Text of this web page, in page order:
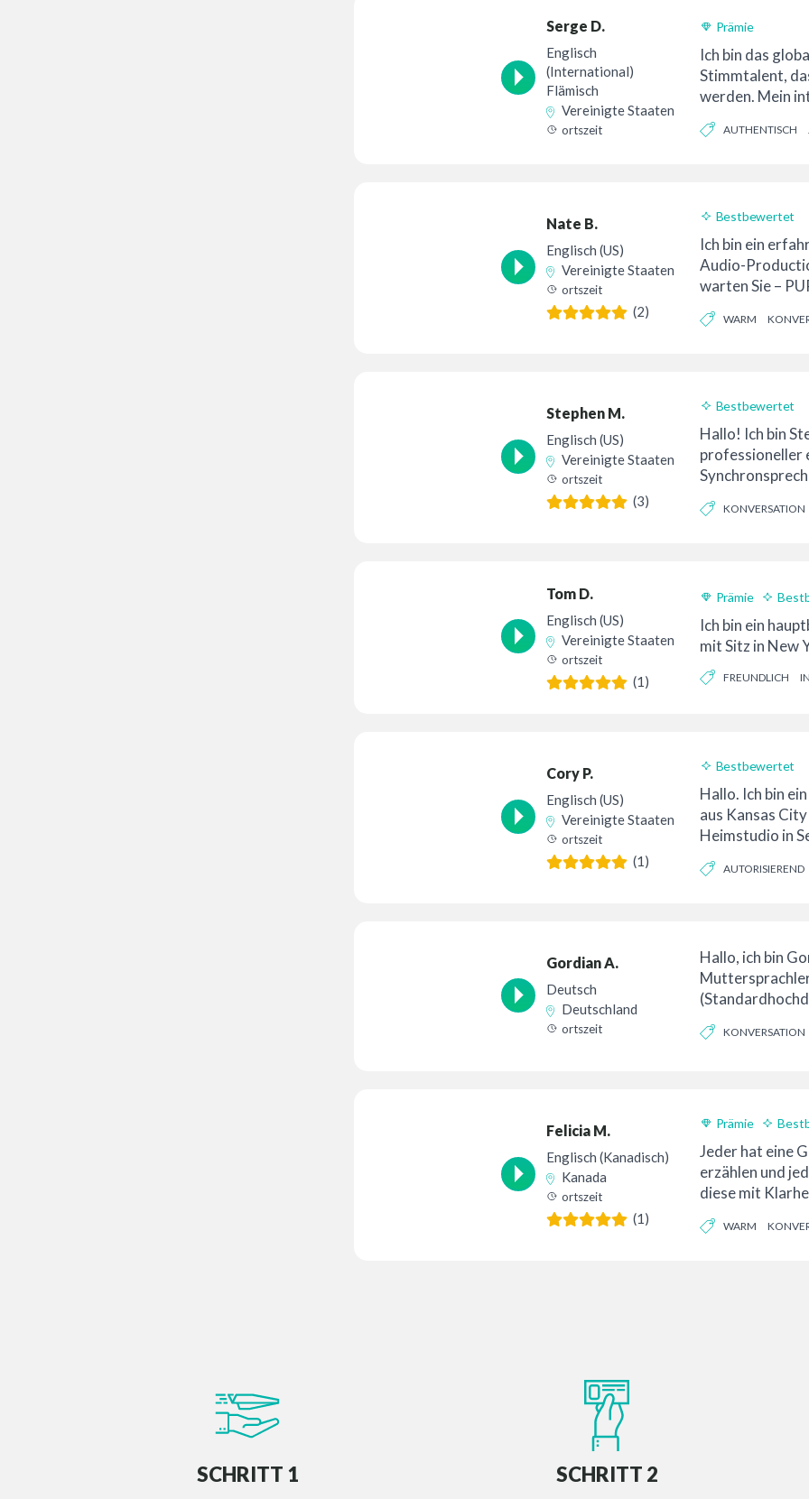
Serge D.
Englisch
(International)
Flämisch
Vereinigte Staaten
ortszeit
Prämie
Ich bin das
Stimmtalent,
werden. Mein
AUTHENTISCH
Nate B.
Englisch (US)
Vereinigte Staaten
ortszeit
(2)
Bestbewertet
24-Stunden-
Ich bin ein
Audio-
warten Sie –
WARM
Stephen M.
Englisch (US)
Vereinigte Staaten
ortszeit
(3)
Bestbewertet
24-Stunden-
Hallo! Ich bin
professioneller
Artikulation aus
KONVERSATION
Tom D.
Englisch (US)
Vereinigte Staaten
ortszeit
(1)
Prämie
24-Stunden-
Ich bin ein
mit Sitz in New
FREUNDLICH
Cory P.
Englisch (US)
Vereinigte Staaten
ortszeit
(1)
Bestbewertet
24-Stunden-
Hallo. Ich bin
aus Kansas
Heimstudio in
AUTORISIEREND
Gordian A.
Deutsch
Deutschland
ortszeit
Hallo, ich bin
im KONVERSATION
Felicia M.
Englisch (Kanadisch)
Kanada
ortszeit
(1)
Prämie
Jeder hat eine
erzählen und
diese mit
WARM
SCHRITT 1 SCHRITT 2